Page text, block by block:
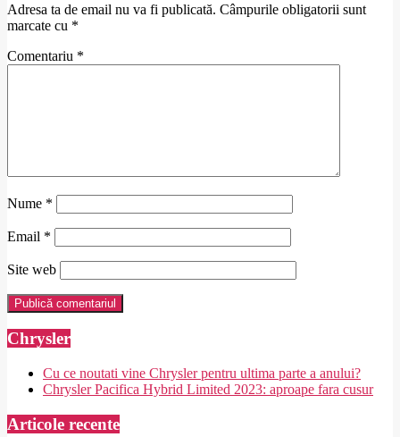
Adresa ta de email nu va fi publicată. Câmpurile obligatorii sunt
marcate cu *
Comentariu *
Nume *
Email *
Site web
Chrysler
Cu ce noutati vine Chrysler pentru ultima parte a anului?
Chrysler Pacifica Hybrid Limited 2023: aproape fara cusur
Articole recente